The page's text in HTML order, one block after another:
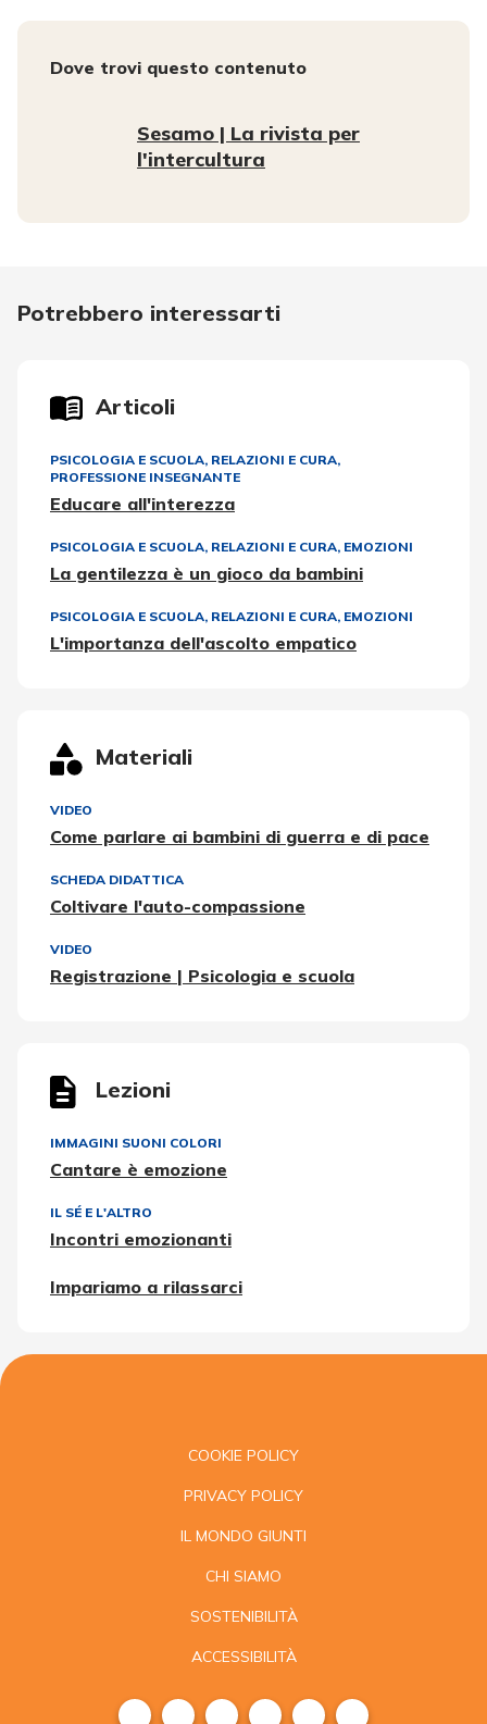
Dove trovi questo contenuto
Sesamo | La rivista per
l'intercultura
Potrebbero interessarti
Articoli
PSICOLOGIA E SCUOLA, RELAZIONI E CURA,
PROFESSIONE INSEGNANTE
Educare all'interezza
PSICOLOGIA E SCUOLA, RELAZIONI E CURA, EMOZIONI
La gentilezza è un gioco da bambini
PSICOLOGIA E SCUOLA, RELAZIONI E CURA, EMOZIONI
L'importanza dell'ascolto empatico
Materiali
VIDEO
Come parlare ai bambini di guerra e di pace
SCHEDA DIDATTICA
Coltivare l'auto-compassione
VIDEO
Registrazione | Psicologia e scuola
Lezioni
IMMAGINI SUONI COLORI
Cantare è emozione
IL SÉ E L'ALTRO
Incontri emozionanti
Impariamo a rilassarci
COOKIE POLICY
PRIVACY POLICY
IL MONDO GIUNTI
CHI SIAMO
SOSTENIBILITÀ
ACCESSIBILITÀ